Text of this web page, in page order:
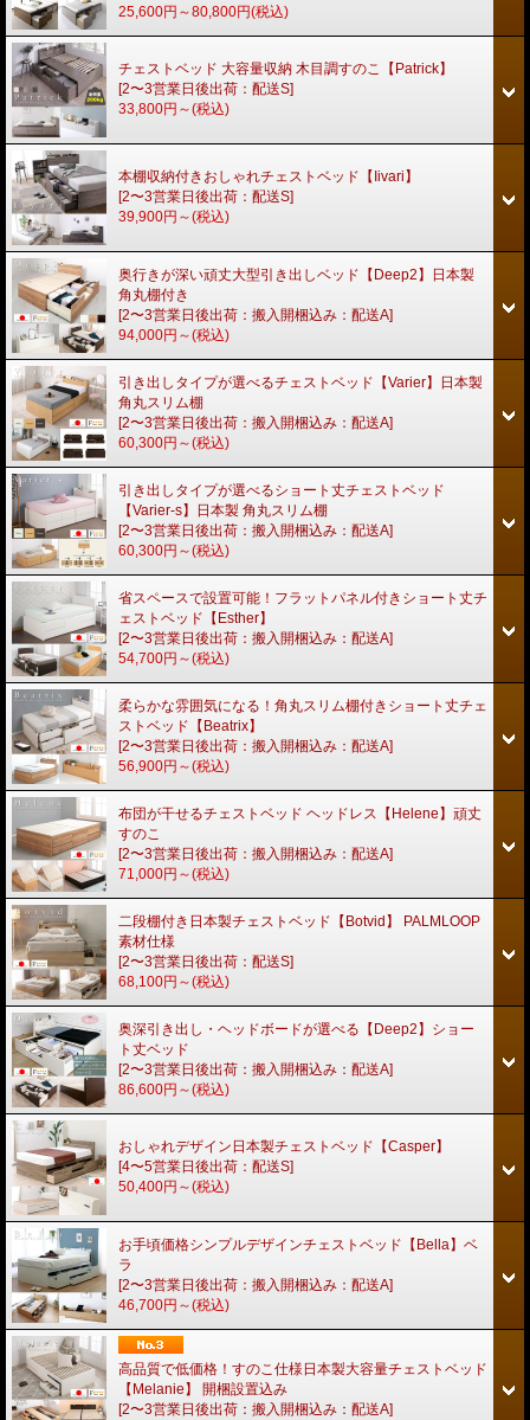
25,600円～80,800円(税込)
チェストベッド 大容量収納 木目調すのこ【Patrick】
[2〜3営業日後出荷：配送S]
33,800円～(税込)
本棚収納付きおしゃれチェストベッド【Iivari】
[2〜3営業日後出荷：配送S]
39,900円～(税込)
奥行きが深い頑丈大型引き出しベッド【Deep2】日本製
角丸棚付き
[2〜3営業日後出荷：搬入開梱込み：配送A]
94,000円～(税込)
引き出しタイプが選べるチェストベッド【Varier】日本製
角丸スリム棚
[2〜3営業日後出荷：搬入開梱込み：配送A]
60,300円～(税込)
引き出しタイプが選べるショート丈チェストベッド
【Varier-s】日本製 角丸スリム棚
[2〜3営業日後出荷：搬入開梱込み：配送A]
60,300円～(税込)
省スペースで設置可能！フラットパネル付きショート丈チ
ェストベッド【Esther】
[2〜3営業日後出荷：搬入開梱込み：配送A]
54,700円～(税込)
柔らかな雰囲気になる！角丸スリム棚付きショート丈チェ
ストベッド【Beatrix】
[2〜3営業日後出荷：搬入開梱込み：配送A]
56,900円～(税込)
布団が干せるチェストベッド ヘッドレス【Helene】頑丈
すのこ
[2〜3営業日後出荷：搬入開梱込み：配送A]
71,000円～(税込)
二段棚付き日本製チェストベッド【Botvid】 PALMLOOP
素材仕様
[2〜3営業日後出荷：配送S]
68,100円～(税込)
奥深引き出し・ヘッドボードが選べる【Deep2】ショー
ト丈ベッド
[2〜3営業日後出荷：搬入開梱込み：配送A]
86,600円～(税込)
おしゃれデザイン日本製チェストベッド【Casper】
[4〜5営業日後出荷：配送S]
50,400円～(税込)
お手頃価格シンプルデザインチェストベッド【Bella】ベ
ラ
[2〜3営業日後出荷：搬入開梱込み：配送A]
46,700円～(税込)
高品質で低価格！すのこ仕様日本製大容量チェストベッド
【Melanie】 開梱設置込み
[2〜3営業日後出荷：搬入開梱込み：配送A]